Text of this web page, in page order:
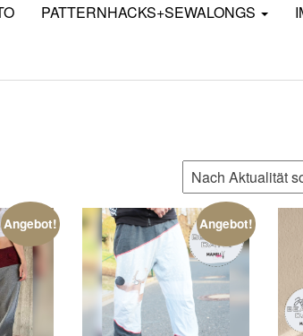
PATTERNHACKS+SEWALONGS
sortiert
Angebot! Angebot!